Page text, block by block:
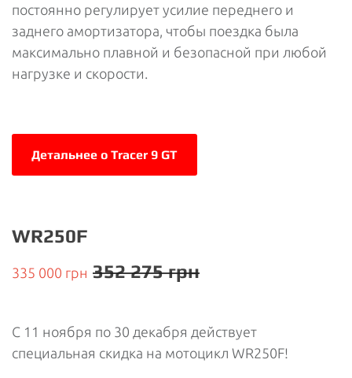
постоянно регулирует усилие переднего и
заднего амортизатора, чтобы поездка была
максимально плавной и безопасной при любой
нагрузке и скорости.
Детальнее о Tracer 9 GT
WR250F
335 000 грн 352 275 грн
С 11 ноября по 30 декабря действует
специальная скидка на мотоцикл WR250F!